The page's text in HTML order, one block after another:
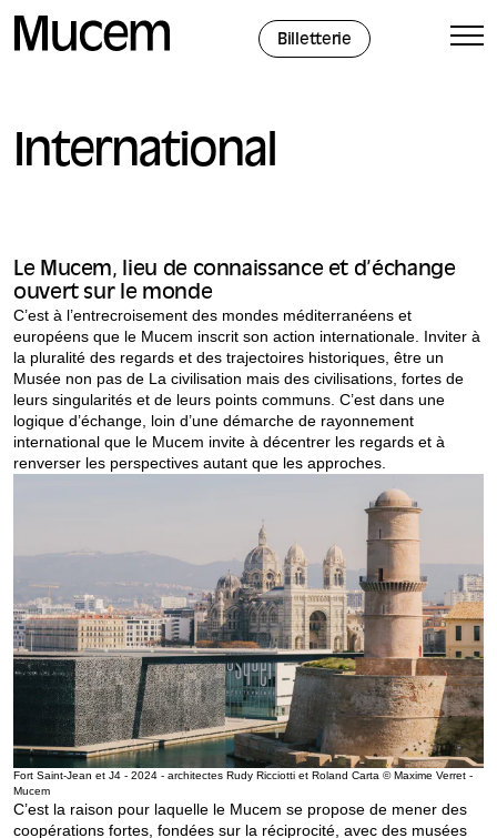
Billetterie
International
Le Mucem, lieu de connaissance et d’échange
ouvert sur le monde
C’est à l’entrecroisement des mondes méditerranéens et
européens que le Mucem inscrit son action internationale. Inviter à
la pluralité des regards et des trajectoires historiques, être un
Musée non pas de La civilisation mais des civilisations, fortes de
leurs singularités et de leurs points communs. C’est dans une
logique d’échange, loin d’une démarche de rayonnement
international que le Mucem invite à décentrer les regards et à
renverser les perspectives autant que les approches.
Fort Saint-Jean et J4 - 2024 - architectes Rudy Ricciotti et Roland Carta © Maxime Verret -
Mucem
C’est la raison pour laquelle le Mucem se propose de mener des
coopérations fortes, fondées sur la réciprocité, avec des musées